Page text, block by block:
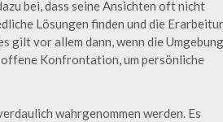
bei, dass seine Ansichten oft nicht
Lösungen finden und die
gilt vor allem dann, wenn die Umgebung
Konfrontation, um persönliche
wahrgenommen werden. Es